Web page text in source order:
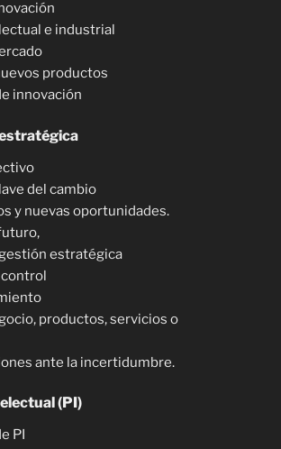
e industrial
productos
innovación
del cambio
y nuevas oportunidades.
estratégica
productos, servicios o
ante la incertidumbre.
(PI)
PI